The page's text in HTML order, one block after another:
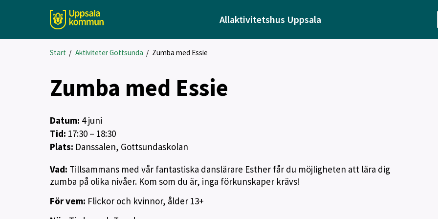
Allaktivitetshus Uppsala
Start / Aktiviteter Gottsunda / Zumba med Essie
Zumba med Essie
Datum: 4 juni
Tid: 17:30 – 18:30
Plats: Danssalen, Gottsundaskolan
Vad: Tillsammans med vår fantastiska danslärare Esther får du möjligheten att lära dig
zumba på olika nivåer. Kom som du är, inga förkunskaper krävs!
För vem: Flickor och kvinnor, ålder 13+